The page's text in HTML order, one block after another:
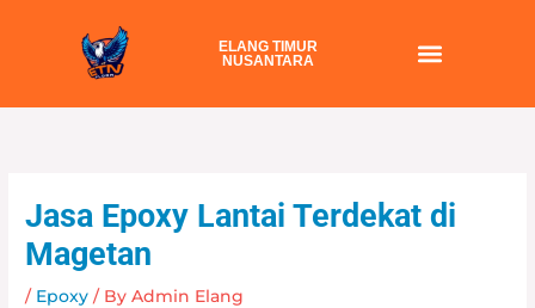
ELANG TIMUR
NUSANTARA
Jasa Epoxy Lantai Terdekat di
Magetan
/ Epoxy / ByAdmin Elang